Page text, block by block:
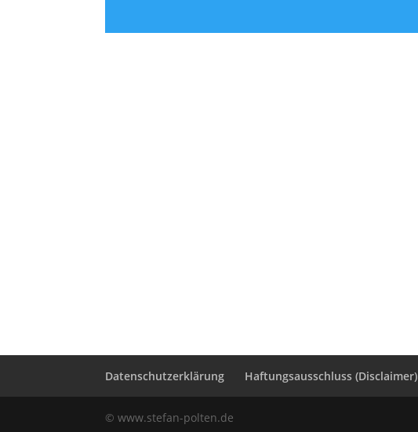
Datenschutzerklärung Haftungsausschluss (Disclaimer)
© www.stefan-polten.de